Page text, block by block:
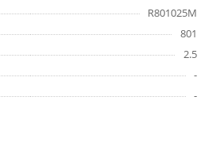
R801025M
801
2.5
-
-